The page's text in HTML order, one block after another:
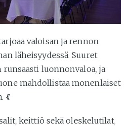
valoisan ja rennon
läheisyydessä. Suuret
luonnonvaloa, ja
mahdollistaa monenlaiset
keittiö sekä oleskelutilat,